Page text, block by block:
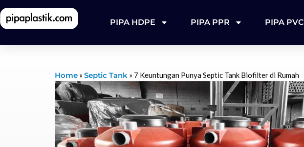
PIPA HDPE PIPA PPR PIPA PVC
Home » Septic Tank » 7 Keuntungan Punya Septic Tank Biofilter di Rumah